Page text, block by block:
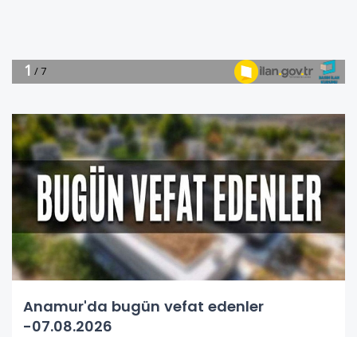
Anamur'da bugün vefat edenler
-07.08.2026